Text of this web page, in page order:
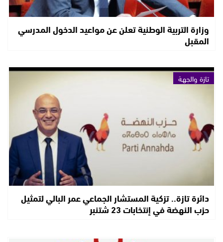
وزارة التربية الوطنية تعلن عن مواعيد الدخول المدرسي
المقبل
تازة والجهة
دائرة تازة.. تزكية المستشار الجماعي عمر البالي لتمثيل
حزب النهضة في إنتخابات 23 شتنبر